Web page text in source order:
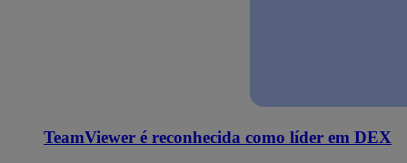
TeamViewer é reconhecida como líder em DEX